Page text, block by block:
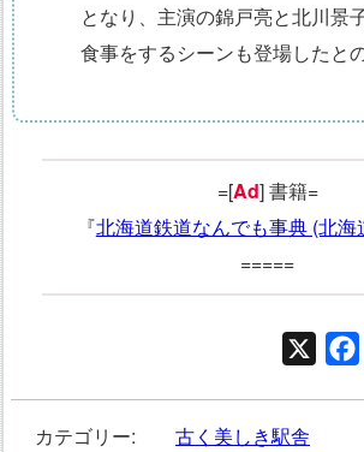
となり、主演の錦戸亮と北川景
食事をするシーンも登場したと
=[Ad] 書籍=
『北海道鉄道なんでも事典 (北海
=====
カテゴリー:
古く美しき駅舎